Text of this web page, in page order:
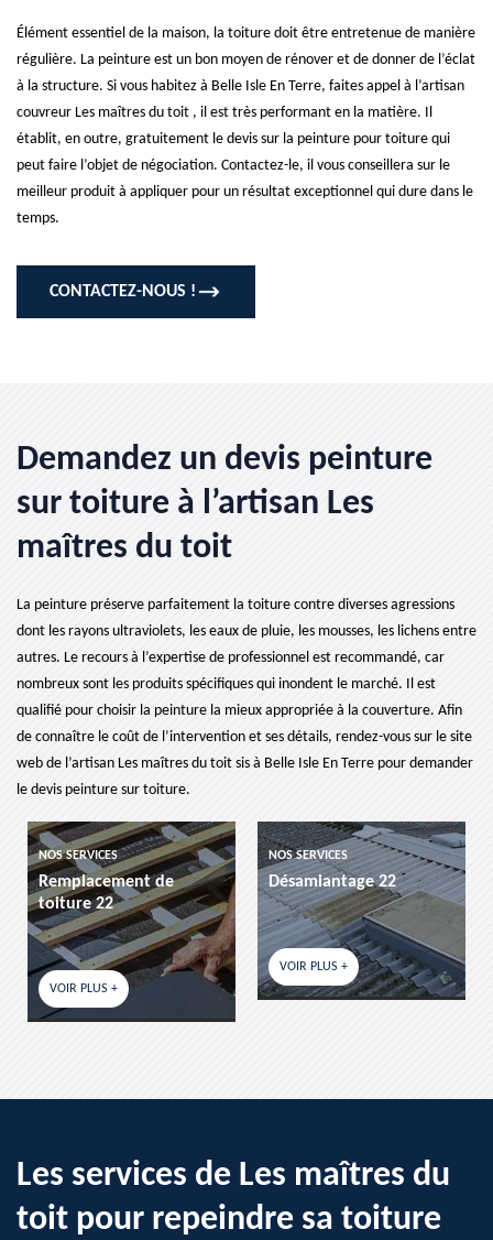
Élément essentiel de la maison, la toiture doit être entretenue de manière
régulière. La peinture est un bon moyen de rénover et de donner de l’éclat
à la structure. Si vous habitez à Belle Isle En Terre, faites appel à l’artisan
couvreur Les maîtres du toit , il est très performant en la matière. Il
établit, en outre, gratuitement le devis sur la peinture pour toiture qui
peut faire l’objet de négociation. Contactez-le, il vous conseillera sur le
meilleur produit à appliquer pour un résultat exceptionnel qui dure dans le
temps.
CONTACTEZ-NOUS !
Demandez un devis peinture
sur toiture à l’artisan Les
maîtres du toit
La peinture préserve parfaitement la toiture contre diverses agressions
dont les rayons ultraviolets, les eaux de pluie, les mousses, les lichens entre
autres. Le recours à l’expertise de professionnel est recommandé, car
nombreux sont les produits spécifiques qui inondent le marché. Il est
qualifié pour choisir la peinture la mieux appropriée à la couverture. Afin
de connaître le coût de l’intervention et ses détails, rendez-vous sur le site
web de l’artisan Les maîtres du toit sis à Belle Isle En Terre pour demander
le devis peinture sur toiture.
de
NOS SERVICES
Désamiantage 22
VOIR PLUS +
NOS SERVICES
etancheite de
VOIR PLUS +
Les services de Les maîtres du
toit pour repeindre sa toiture